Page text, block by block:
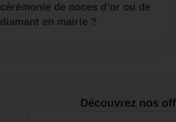
cérémonie de noces d’or ou de
diamant en mairie ?
Découvrez nos